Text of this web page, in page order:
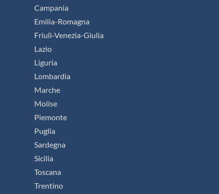
Campania
Emilia-Romagna
Friuli-Venezia-Giulia
Lazio
Liguria
Lombardia
Marche
Molise
Piemonte
Puglia
Sardegna
Sicilia
Toscana
Trentino